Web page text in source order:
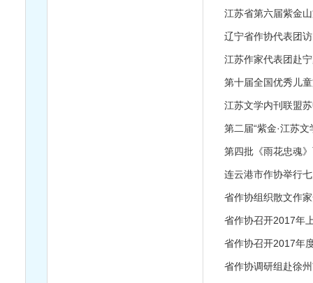
江苏省第六届紫金
辽宁省作协代表团
第十届全国优秀儿
江苏文学内刊联盟
第二届“紫金·江苏
第四批《雨花忠魂
连云港市作协举行
省作协召开2017年
省作协召开2017年
省作协调研组赴徐